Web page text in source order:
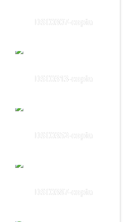
DSC0307-copia
DSC0313-copia
DSC0352-copia
DSC0387-copia